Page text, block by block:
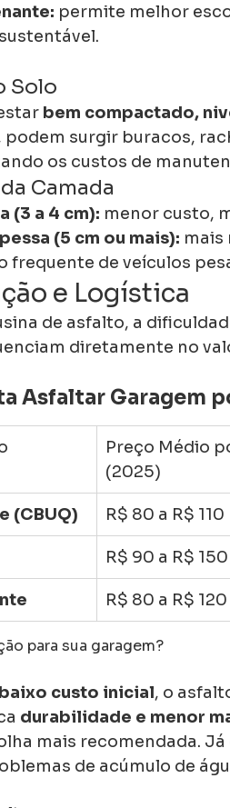
permite melhor
Solo
bem compactado,
surgir buracos,
os custos de
Camada
(3 a 4 cm): menor custo,
(5 cm ou mais): mais
frequente de veículos
e Logística
de asfalto, a
diretamente no
Asfaltar Garagem
Preço Médio
(2025)
(CBUQ) R$ 80 a R$ 110
R$ 90 a R$ 150
R$ 80 a R$ 120
para sua garagem?
baixo custo inicial, o
durabilidade e menor
mais recomendada. Já
de acúmulo de